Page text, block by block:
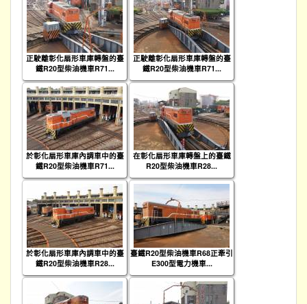
正駛離彰化扇形車庫轉盤的臺
鐵R20型柴油機車R71...
正駛離彰化扇形車庫轉盤的臺
鐵R20型柴油機車R71...
於彰化扇形車庫內調車中的臺
鐵R20型柴油機車R71...
在彰化扇形車庫轉盤上的臺鐵
R20型柴油機車R28...
於彰化扇形車庫內調車中的臺
鐵R20型柴油機車R28...
臺鐵R20型柴油機車R68正牽引
E300型電力機車...